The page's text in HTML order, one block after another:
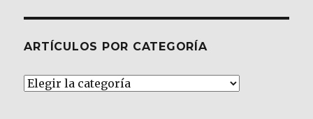
ARTÍCULOS POR CATEGORÍA
Artículos